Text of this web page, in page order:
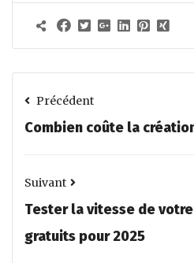
Précédent
Combien coûte la
Suivant
Tester la vitesse de
gratuits pour 2025